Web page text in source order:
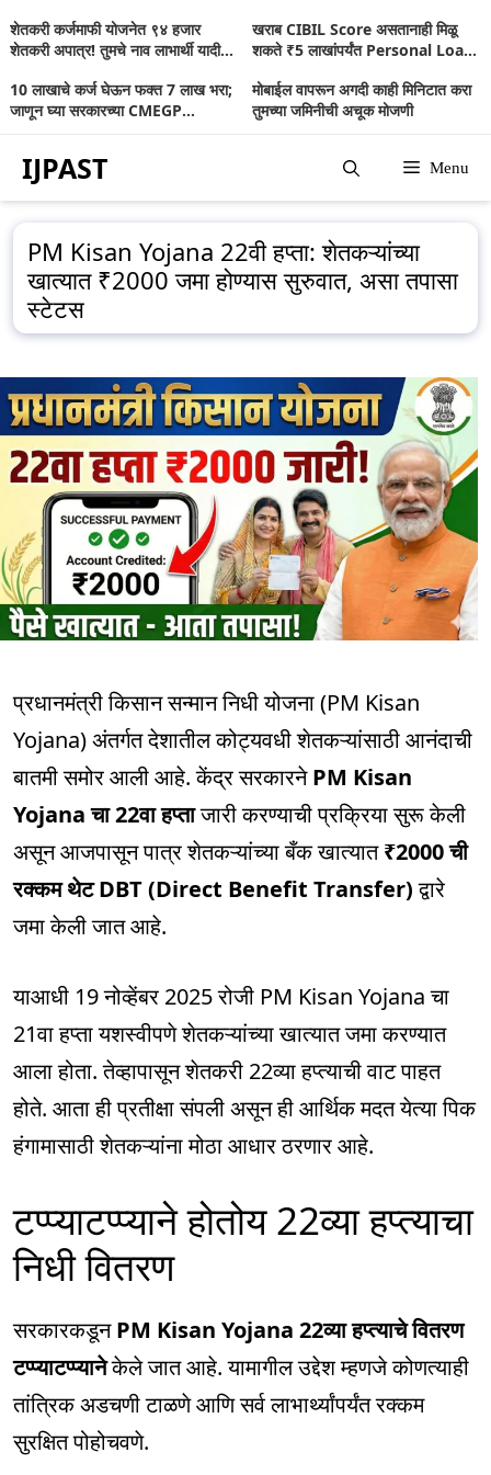
Skip
to
content
शेतकरी कर्जमाफी योजनेत ९४ हजार
शेतकरी अपात्र! तुमचे नाव लाभार्थी यादीत
खराब CIBIL Score असतानाही मिळू
शकते ₹5 लाखांपर्यंत Personal Loan;
10 लाखाचे कर्ज घेऊन फक्त 7 लाख भरा;
जाणून घ्या सरकारच्या CMEGP
मोबाईल वापरून अगदी काही मिनिटात करा
तुमच्या जमिनीची अचूक मोजणी
IJPAST Menu
PM Kisan Yojana 22वी हप्ता: शेतकऱ्यांच्या
खात्यात ₹2000 जमा होण्यास सुरुवात, असा तपासा
स्टेटस
प्रधानमंत्री किसान सन्मान निधी योजना (PM Kisan
Yojana) अंतर्गत देशातील कोट्यवधी शेतकऱ्यांसाठी आनंदाची
बातमी समोर आली आहे. केंद्र सरकारनेPM Kisan
Yojana चा 22वा हप्ताजारी करण्याची प्रक्रिया सुरू केली
असून आजपासून पात्र शेतकऱ्यांच्या बँक खात्यात₹2000 ची
रक्कम थेट DBT (Direct Benefit Transfer)द्वारे
जमा केली जात आहे.
याआधी 19 नोव्हेंबर 2025 रोजी PM Kisan Yojana चा
21वा हप्ता यशस्वीपणे शेतकऱ्यांच्या खात्यात जमा करण्यात
आला होता. तेव्हापासून शेतकरी 22व्या हप्त्याची वाट पाहत
होते. आता ही प्रतीक्षा संपली असून ही आर्थिक मदत येत्या पिक
हंगामासाठी शेतकऱ्यांना मोठा आधार ठरणार आहे.
टप्प्याटप्प्याने होतोय 22व्या हप्त्याचा
निधी वितरण
सरकारकडूनPM Kisan Yojana 22व्या हप्त्याचे वितरण
टप्प्याटप्प्यानेकेले जात आहे. यामागील उद्देश म्हणजे कोणत्याही
तांत्रिक अडचणी टाळणे आणि सर्व लाभार्थ्यांपर्यंत रक्कम
सुरक्षित पोहोचवणे.